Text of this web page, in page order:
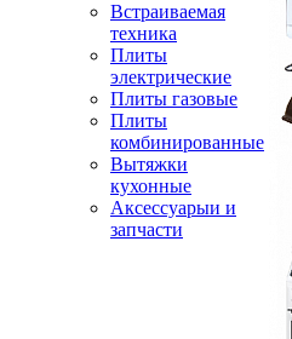
Встраиваемая
техника
Плиты
электрические
Плиты газовые
Плиты
комбинированные
Вытяжки
кухонные
Аксессуарыи и
запчасти